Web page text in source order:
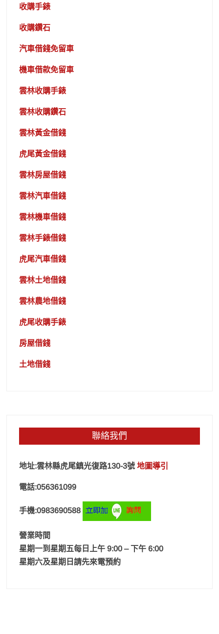
收購手錶
收購鑽石
汽車借錢免留車
機車借款免留車
雲林收購手錶
雲林收購鑽石
雲林黃金借錢
虎尾黃金借錢
雲林房屋借錢
雲林汽車借錢
雲林機車借錢
雲林手錶借錢
虎尾汽車借錢
雲林土地借錢
雲林農地借錢
虎尾收購手錶
房屋借錢
土地借錢
聯絡我們
地址:雲林縣虎尾鎮光復路130-3號地圖導引
電話:056361099
手機:0983690588
營業時間
星期一到星期五每日上午 9:00 – 下午 6:00
星期六及星期日請先來電預約